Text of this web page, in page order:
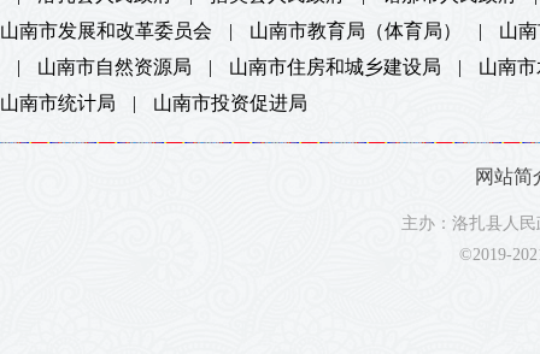
山南市发展和改革委员会
| 山南市教育局（体育局） |
山
|
山南市自然资源局 | 山南市住房和城乡建设局 |
山南
山南市统计局
| 山南市投资促进局
网站简
主办：洛扎县人
©2019-